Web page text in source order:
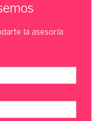
la asesoría